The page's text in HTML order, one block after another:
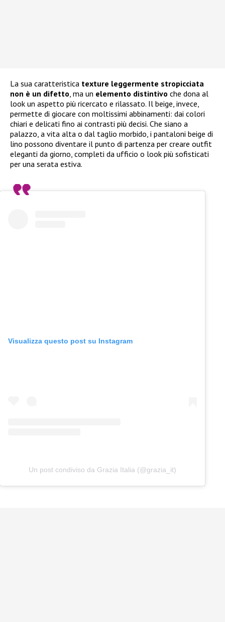
La sua caratteristica texture leggermente stropicciata
non è un difetto, ma un elemento distintivo che dona al
look un aspetto più ricercato e rilassato. Il beige, invece,
permette di giocare con moltissimi abbinamenti: dai colori
chiari e delicati fino ai contrasti più decisi. Che siano a
palazzo, a vita alta o dal taglio morbido, i pantaloni beige di
lino possono diventare il punto di partenza per creare outfit
eleganti da giorno, completi da ufficio o look più sofisticati
per una serata estiva.
Visualizza questo post su Instagram
Un post condiviso da Grazia Italia (@grazia_it)